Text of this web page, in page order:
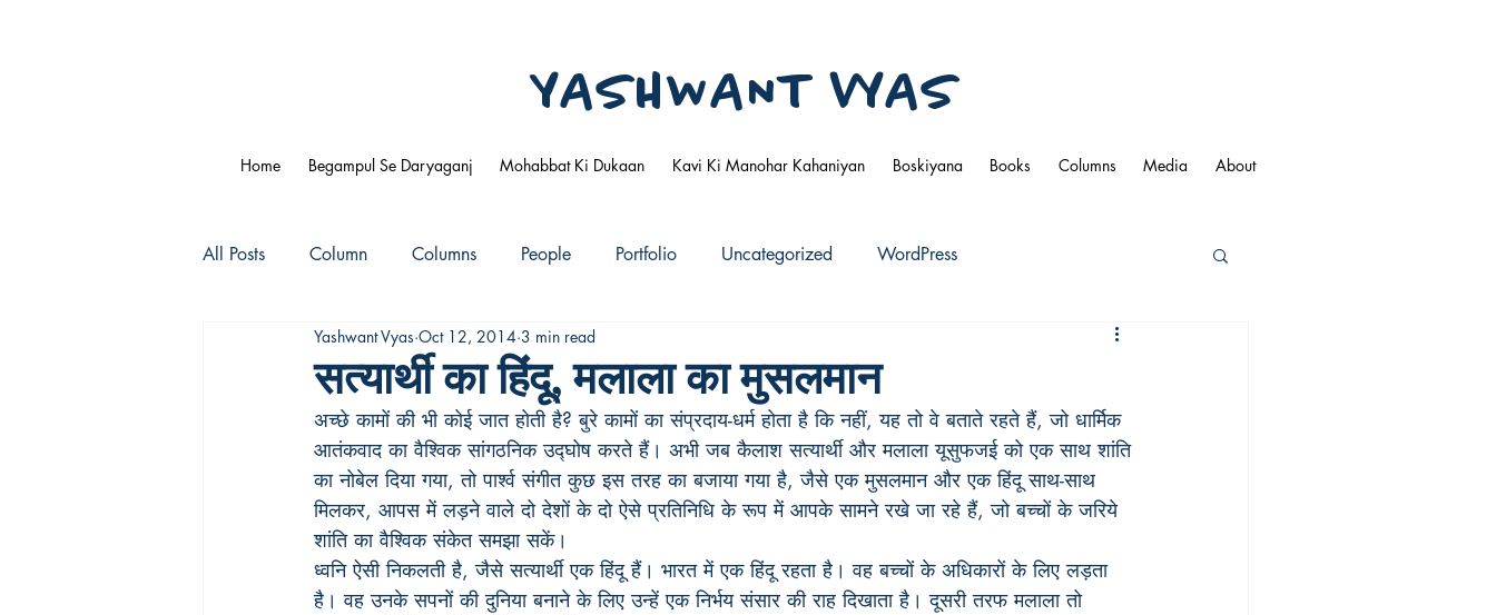
YASHWANT VYAS
Home Begampul Se Daryaganj Mohabbat Ki Dukaan Kavi Ki Manohar Kahaniyan Boskiyana Books Columns Media About
All Posts Column Columns People Portfolio Uncategorized WordPress
सत्यार्थी का हिंदू, मलाला का मुसलमान
Yashwant Vyas Oct 12, 2014 3 min read
अच्छे कामों की भी कोई जात होती है? बुरे कामों का संप्रदाय-धर्म होता है कि नहीं, यह तो वे बताते रहते हैं, जो धार्मिक
आतंकवाद का वैश्विक सांगठनिक उद्घोष करते हैं। अभी जब कैलाश सत्यार्थी और मलाला यूसुफजई को एक साथ शांति
का नोबेल दिया गया, तो पार्श्व संगीत कुछ इस तरह का बजाया गया है, जैसे एक मुसलमान और एक हिंदू साथ-साथ
मिलकर, आपस में लड़ने वाले दो देशों के दो ऐसे प्रतिनिधि के रूप में आपके सामने रखे जा रहे हैं, जो बच्चों के जरिये
शांति का वैश्विक संकेत समझा सकें।
ध्वनि ऐसी निकलती है, जैसे सत्यार्थी एक हिंदू हैं। भारत में एक हिंदू रहता है। वह बच्चों के अधिकारों के लिए लड़ता
है। वह उनके सपनों की दुनिया बनाने के लिए उन्हें एक निर्भय संसार की राह दिखाता है। दूसरी तरफ मलाला तो